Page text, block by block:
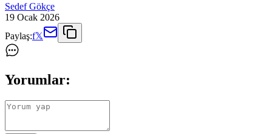
Sedef Gökçe
19 Ocak 2026
Paylaş:f𝕏
Yorumlar: